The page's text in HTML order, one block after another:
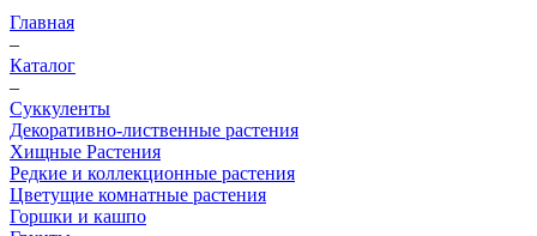
Главная
–
Каталог
–
Суккуленты
Декоративно-лиственные растения
Хищные Растения
Редкие и коллекционные растения
Цветущие комнатные растения
Горшки и кашпо